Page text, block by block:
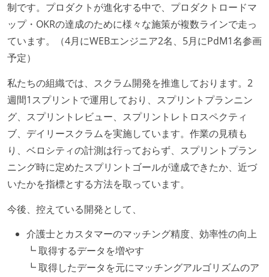
制です。プロダクトが進化する中で、プロダクトロードマ
ップ・OKRの達成のために様々な施策が複数ラインで走っ
ています。（4月にWEBエンジニア2名、5月にPdM1名参画
予定）
私たちの組織では、スクラム開発を推進しております。2
週間1スプリントで運用しており、スプリントプランニン
グ、スプリントレビュー、スプリントレトロスペクティ
ブ、デイリースクラムを実施しています。作業の見積も
り、ベロシティの計測は行っておらず、スプリントプラン
ニング時に定めたスプリントゴールが達成できたか、近づ
いたかを指標とする方法を取っています。
今後、控えている開発として、
介護士とカスタマーのマッチング精度、効率性の向上
┗ 取得するデータを増やす
┗ 取得したデータを元にマッチングアルゴリズムのア